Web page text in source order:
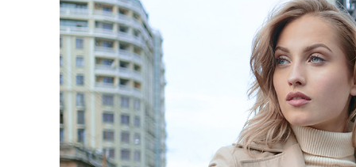
Services
Collecte